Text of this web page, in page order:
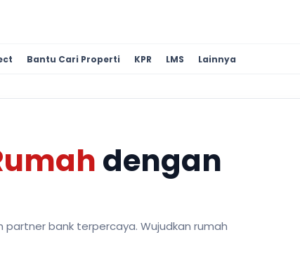
Bantu Cari Properti KPR LMS Lainnya
dengan
bank terpercaya. Wujudkan rumah